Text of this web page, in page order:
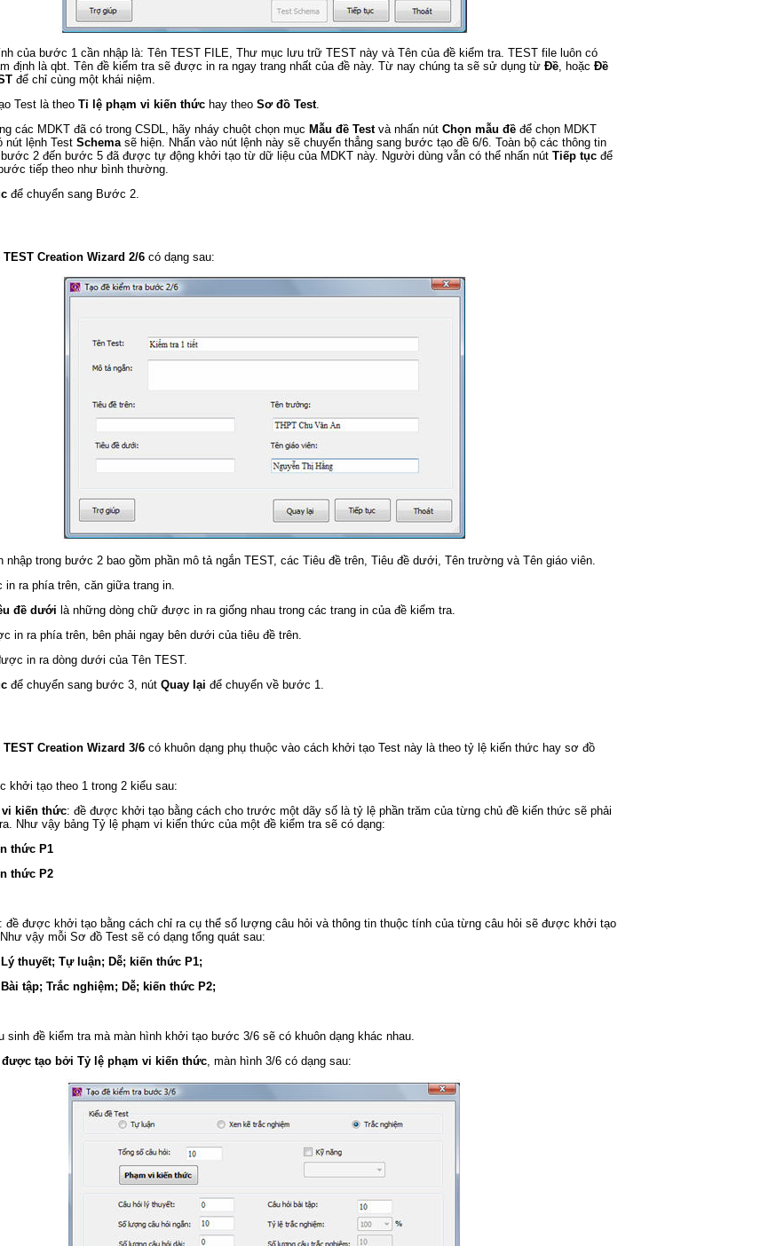
của bước 1 cần nhập là: Tên TEST FILE, Thư mục lưu trữ TEST này và Tên của đề kiểm tra. TEST file luôn có
định là qbt. Tên đề kiểm tra sẽ được in ra ngay trang nhất của đề này. Từ nay chúng ta sẽ sử dụng từ Đề, hoặc Đề
để chỉ cùng một khái niệm.
Test là theo Tỉ lệ phạm vi kiến thức hay theo Sơ đồ Test.
các MDKT đã có trong CSDL, hãy nháy chuột chọn mục Mẫu đề Testvà nhấn nút Chọn mẫu đề để chọn MDKT
nút lệnh Test Schemasẽ hiện. Nhấn vào nút lệnh này sẽ chuyển thẳng sang bước tạo đề 6/6. Toàn bộ các thông tin
2 đến bước 5 đã được tự động khởi tạo từ dữ liệu của MDKT này. Người dùng vẫn có thể nhấn nút Tiếp tục để
tiếp theo như bình thường.
để chuyển sang Bước 2.
TEST Creation Wizard 2/6 có dạng sau:
nhập trong bước 2 bao gồm phần mô tả ngắn TEST, các Tiêu đề trên, Tiêu đề dưới, Tên trường và Tên giáo viên.
in ra phía trên, căn giữa trang in.
đề dưới là những dòng chữ được in ra giống nhau trong các trang in của đề kiểm tra.
in ra phía trên, bên phải ngay bên dưới của tiêu đề trên.
in ra dòng dưới của Tên TEST.
để chuyển sang bước 3, nút Quay lại để chuyển về bước 1.
TEST Creation Wizard 3/6 có khuôn dạng phụ thuộc vào cách khởi tạo Test này là theo tỷ lệ kiến thức hay sơ đồ
khởi tạo theo 1 trong 2 kiểu sau:
kiến thức: đề được khởi tạo bằng cách cho trước một dãy số là tỷ lệ phần trăm của từng chủ đề kiến thức sẽ phải
Như vậy bảng Tỷ lệ phạm vi kiến thức của một đề kiểm tra sẽ có dạng:
thức P1
thức P2
: đề được khởi tạo bằng cách chỉ ra cụ thể số lượng câu hỏi và thông tin thuộc tính của từng câu hỏi sẽ được khởi tạo
vậy mỗi Sơ đồ Test sẽ có dạng tổng quát sau:
thuyết; Tự luận; Dễ; kiến thức P1;
tập; Trắc nghiệm; Dễ; kiến thức P2;
sinh đề kiểm tra mà màn hình khởi tạo bước 3/6 sẽ có khuôn dạng khác nhau.
tạo bởi Tỷ lệ phạm vi kiến thức, màn hình 3/6 có dạng sau: